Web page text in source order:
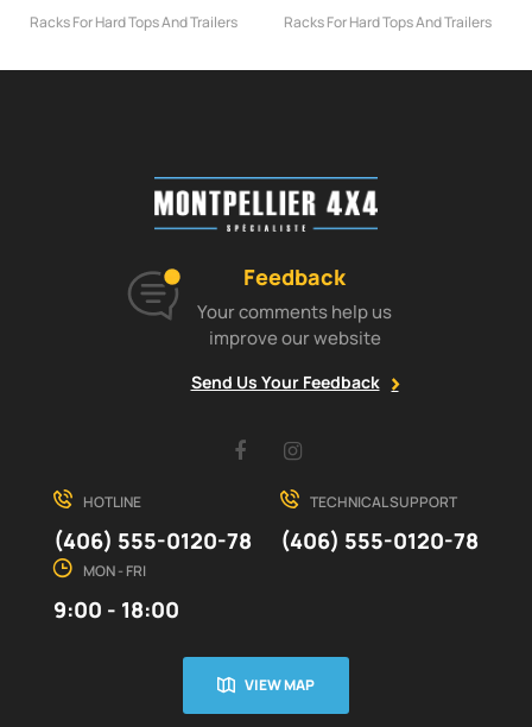
Racks For Hard Tops And Trailers Racks For Hard Tops And Trailers
Feedback
Your comments help us
improve our website
Send Us Your Feedback
Facebook
HOTLINE
(406) 555-0120-78
TECHNICAL SUPPORT
(406) 555-0120-78
MON - FRI
9:00 - 18:00
VIEW MAP